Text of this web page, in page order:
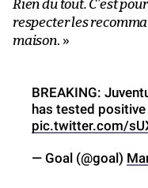
Rien du tout. C’est
respecter les
maison. »
BREAKING:
has tested
pic.twitter.com/
— Goal (@goal)